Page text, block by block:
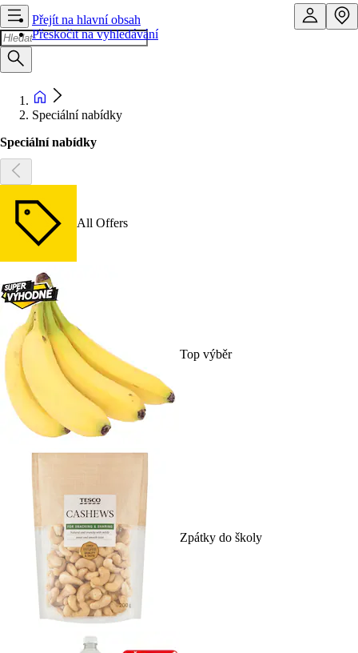
Přejít na hlavní obsah
Přeskočit na vyhledávání
Speciální nabídky
Speciální nabídky
All Offers
Top výběr
Zpátky do školy